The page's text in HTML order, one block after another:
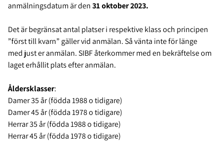
anmälningsdatum är den31 oktober 2023.
Det är begränsat antal platser i respektive klass och principen
”först till kvarn” gäller vid anmälan. Så vänta inte för länge
med just er anmälan. SIBF återkommer med en bekräftelse om
laget erhållit plats efter anmälan.
Åldersklasser:
Damer 35 år (födda 1988 o tidigare)
Damer 45 år (födda 1978 o tidigare)
Herrar 35 år (födda 1988 o tidigare)
Herrar 45 år (födda 1978 o tidigare)